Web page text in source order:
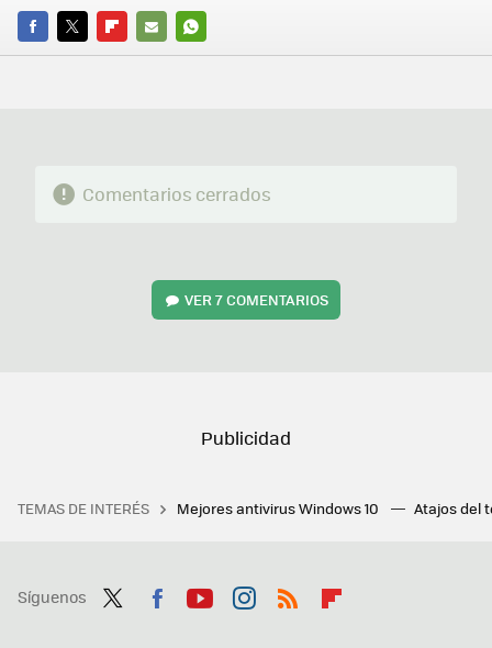
FACEBOOK
TWITTERFLIPBOARD
E-
WHATSAPP
Comentarios cerrados
VER7 COMENTARIOS
TEMAS DE INTERÉS Mejores antivirus Windows 10 Atajos del
Síguenos